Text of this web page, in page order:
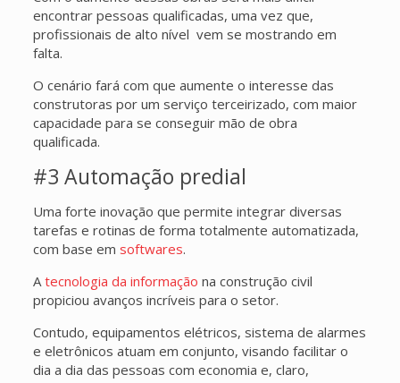
encontrar pessoas qualificadas, uma vez que,
profissionais de alto nível vem se mostrando em
falta.
O cenário fará com que aumente o interesse das
construtoras por um serviço terceirizado, com maior
capacidade para se conseguir mão de obra
qualificada.
#3 Automação predial
Uma forte inovação que permite integrar diversas
tarefas e rotinas de forma totalmente automatizada,
com base em softwares.
Atecnologia da informação na construção civil
propiciou avanços incríveis para o setor.
Contudo, equipamentos elétricos, sistema de alarmes
e eletrônicos atuam em conjunto, visando facilitar o
dia a dia das pessoas com economia e, claro,